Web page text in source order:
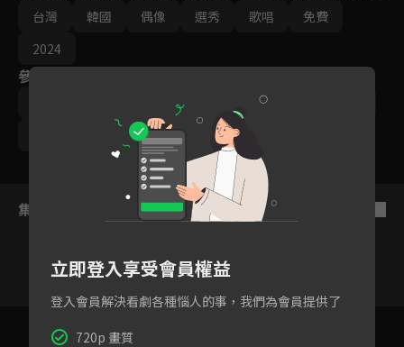
像男團。
台灣
韓國 偶像 選秀 歌唱
免費
2024
參與演員
婁峻碩
崔容俊
集數列表
立即登入享受會員權益
登入會員解決看劇各種惱人的事，我們為會員提供了
720p 畫質